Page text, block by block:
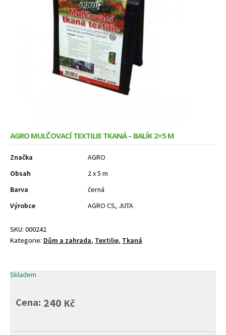
AGRO MULČOVACÍ TEXTILIE TKANÁ – BALÍK 2×5 M
Značka
AGRO
Obsah
2 x 5 m
Barva
černá
Výrobce
AGRO CS, JUTA
SKU: 000242
Kategorie: Dům a zahrada, Textilie, Tkaná
Cena: 240 Kč
Skladem